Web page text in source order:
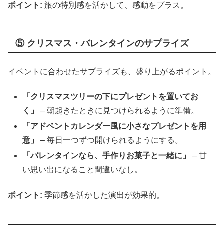
ポイント: 旅の特別感を活かして、感動をプラス。
⑤ クリスマス・バレンタインのサプライズ
イベントに合わせたサプライズも、盛り上がるポイント。
「クリスマスツリーの下にプレゼントを置いてお
く」
– 朝起きたときに見つけられるように準備。
「アドベントカレンダー風に小さなプレゼントを用
意」
– 毎日一つずつ開けられるようにする。
「バレンタインなら、手作りお菓子と一緒に」
– 甘
い思い出になること間違いなし。
ポイント: 季節感を活かした演出が効果的。